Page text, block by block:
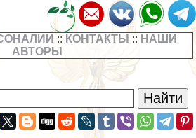
:: КОНТАКТЫ :: НАШИ
АВТОРЫ